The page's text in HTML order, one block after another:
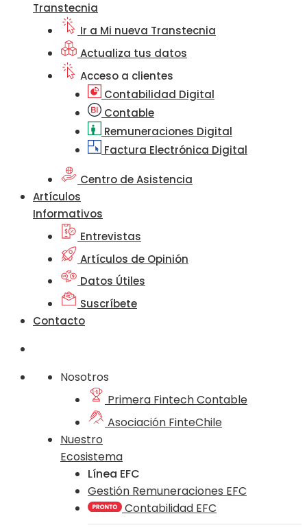
Transtecnia
Ir a Mi nueva Transtecnia
Actualiza tus datos
Acceso a clientes
Contabilidad Digital
Contable
Remuneraciones Digital
Factura Electrónica Digital
Centro de Asistencia
Artículos
Informativos
Entrevistas
Artículos de Opinión
Datos Útiles
Suscríbete
Contacto
Nosotros
Primera Fintech Contable
Asociación FinteChile
Nuestro
Ecosistema
Línea EFC
Gestión Remuneraciones EFC
Contabilidad EFC